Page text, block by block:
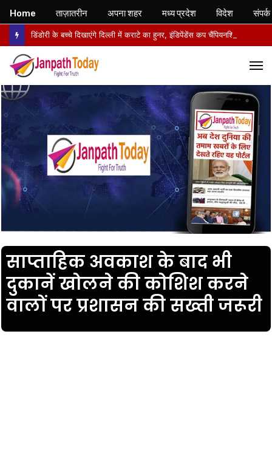
साप्ताहिक अवकाश के बाद भी
दुकानें खोलने की कोशिश करने
वालों पर प्रशासन की सख्ती जरूरी
Home ताज़ातरीन अपना शहर मध्य प्रदेश विदेश संपर्क